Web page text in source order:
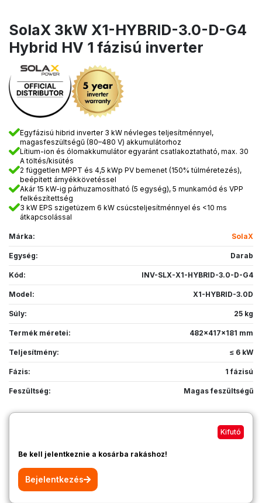
SolaX 3kW X1-HYBRID-3.0-D-G4
Hybrid HV 1 fázisú inverter
Egyfázisú hibrid inverter 3 kW névleges teljesítménnyel,
magasfeszültségű (80–480 V) akkumulátorhoz
Lítium-ion és ólomakkumulátor egyaránt csatlakoztatható, max. 30
A töltés/kisütés
2 független MPPT és 4,5 kWp PV bemenet (150% túlméretezés),
beépített árnyékkövetéssel
Akár 15 kW-ig párhuzamosítható (5 egység), 5 munkamód és VPP
felkészítettség
3 kW EPS szigetüzem 6 kW csúcsteljesítménnyel és <10 ms
átkapcsolással
Márka: SolaX
Egység: Darab
Kód: INV-SLX-X1-HYBRID-3.0-D-G4
Model: X1-HYBRID-3.0D
Súly: 25 kg
Termék méretei: 482x417x181 mm
Teljesítmény: ≤ 6 kW
Fázis: 1 fázisú
Feszültség: Magas feszültségű
Kifutó
Be kell jelentkeznie a kosárba rakáshoz!
Bejelentkezés